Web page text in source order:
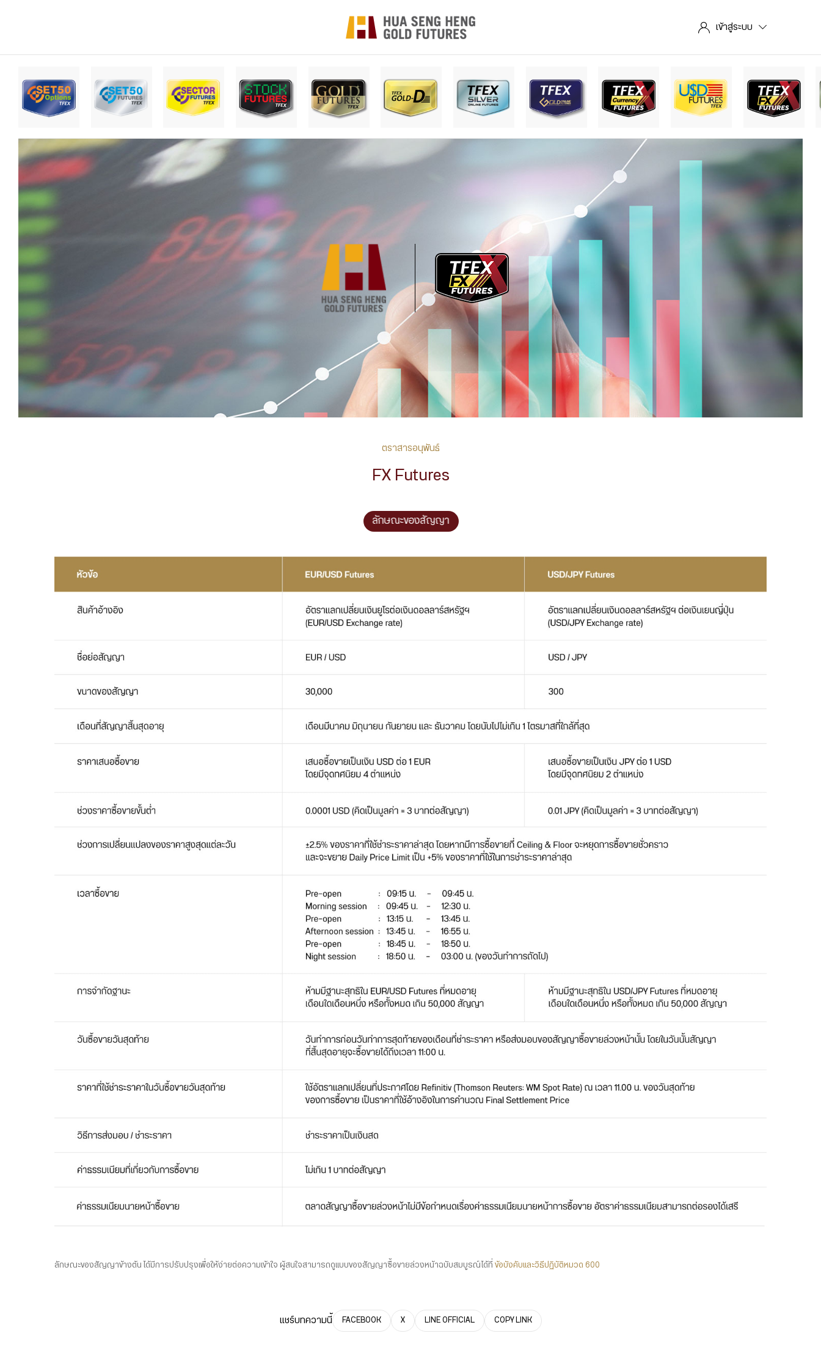
เข้าสู่ระบบ
ตราสารอนุพันธ์
FX Futures
ลักษณะของสัญญา
ลักษณะของสัญญาข้างต้น ได้มีการปรับปรุงเพื่อให้ง่ายต่อความเข้าใจ ผู้สนใจสามารถดูแบบของสัญญาซื้อขายล่วงหน้าฉบับสมบูรณ์ได้ที่ข้อบังคับและวิธีปฏิบัติหมวด 600
แชร์บทความนี้ FACEBOOK X LINE OFFICIAL COPY LINK